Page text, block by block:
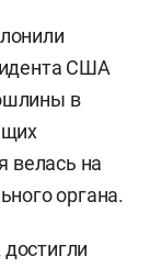
США
в
велась на
органа.